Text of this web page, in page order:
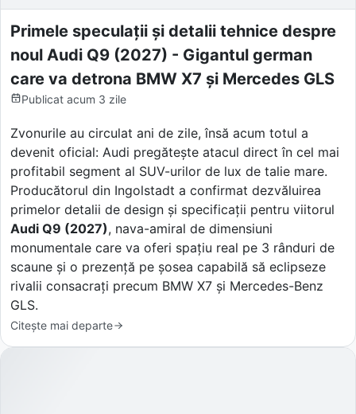
Primele speculații și detalii tehnice despre
noul Audi Q9 (2027) - Gigantul german
care va detrona BMW X7 și Mercedes GLS
Publicat acum 3 zile
Zvonurile au circulat ani de zile, însă acum totul a
devenit oficial: Audi pregătește atacul direct în cel mai
profitabil segment al SUV-urilor de lux de talie mare.
Producătorul din Ingolstadt a confirmat dezvăluirea
primelor detalii de design și specificații pentru viitorul
Audi Q9 (2027), nava-amiral de dimensiuni
monumentale care va oferi spațiu real pe 3 rânduri de
scaune și o prezență pe șosea capabilă să eclipseze
rivalii consacrați precum BMW X7 și Mercedes-Benz
GLS.
Citește mai departe